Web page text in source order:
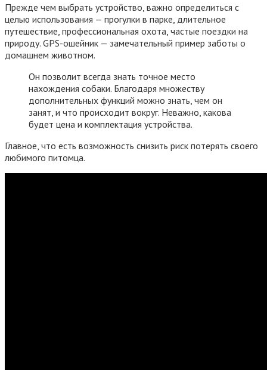
Прежде чем выбрать устройство, важно определиться с
целью использования — прогулки в парке, длительное
путешествие, профессиональная охота, частые поездки на
природу. GPS-ошейник — замечательный пример заботы о
домашнем животном.
Он позволит всегда знать точное место
нахождения собаки. Благодаря множеству
дополнительных функций можно знать, чем он
занят, и что происходит вокруг. Неважно, какова
будет цена и комплектация устройства.
Главное, что есть возможность снизить риск потерять своего
любимого питомца.